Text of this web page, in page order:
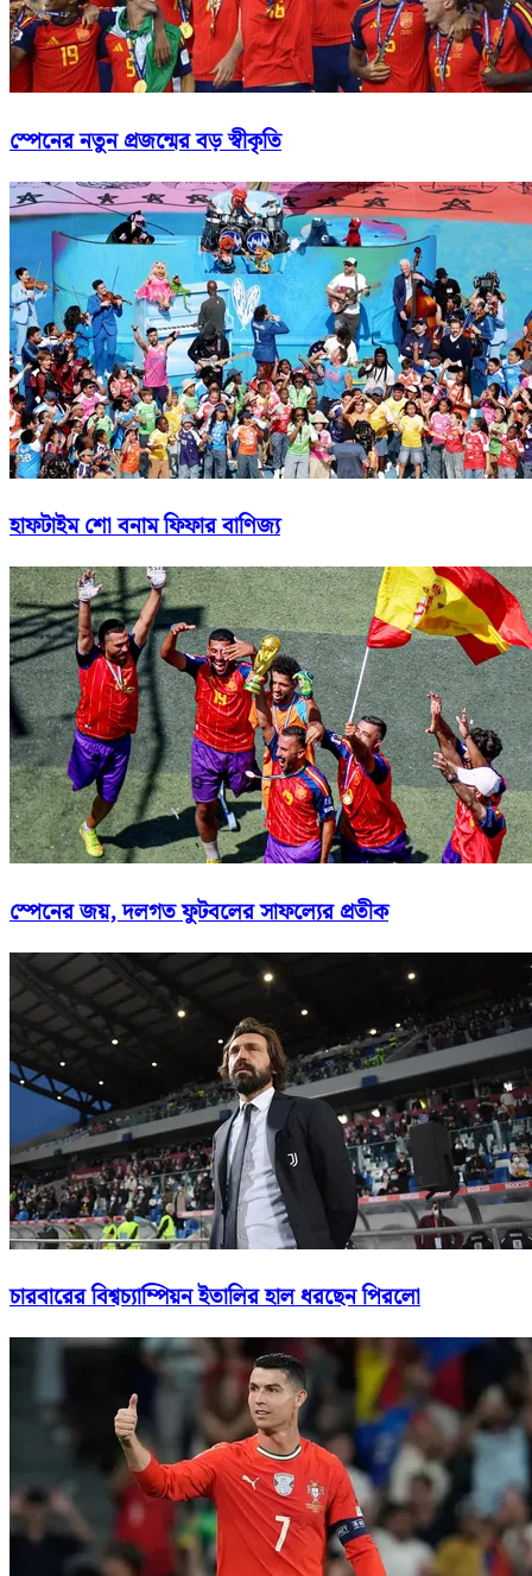
স্পেনের নতুন প্রজন্মের বড় স্বীকৃতি
হাফটাইম শো বনাম ফিফার বাণিজ্য
স্পেনের জয়, দলগত ফুটবলের সাফল্যের প্রতীক
চারবারের বিশ্বচ্যাম্পিয়ন ইতালির হাল ধরছেন পিরলো